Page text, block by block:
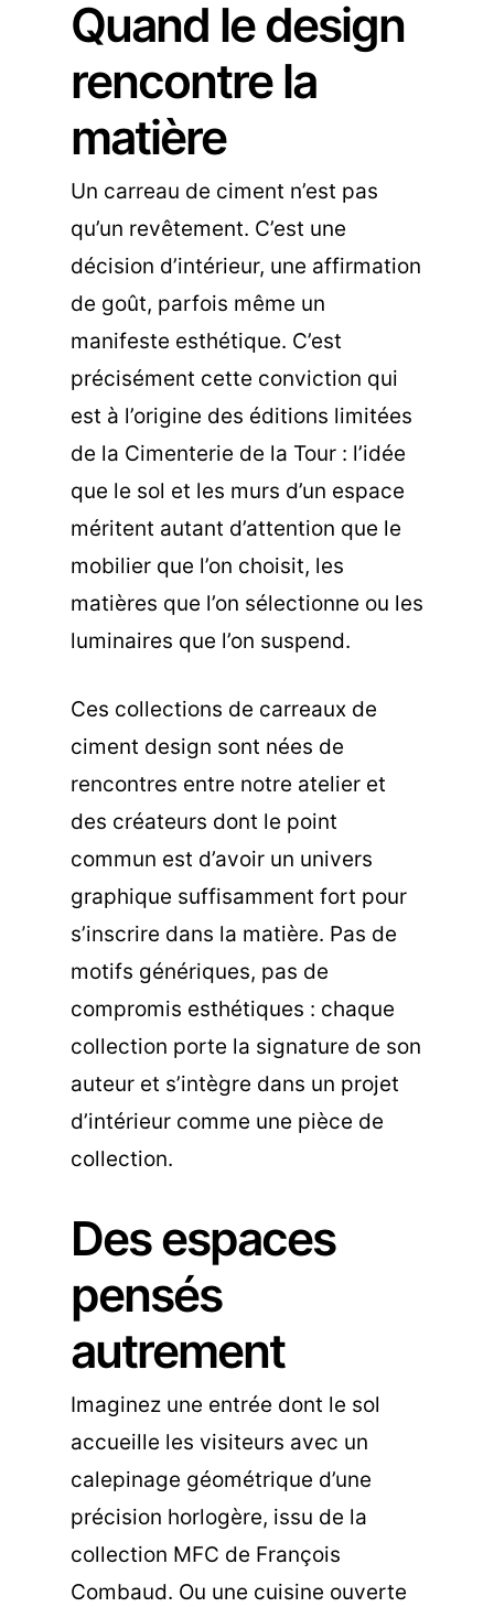
Quand le design
rencontre la
matière
Un carreau de ciment n’est pas
qu’un revêtement. C’est une
décision d’intérieur, une affirmation
de goût, parfois même un
manifeste esthétique. C’est
précisément cette conviction qui
est à l’origine des éditions limitées
de la Cimenterie de la Tour : l’idée
que le sol et les murs d’un espace
méritent autant d’attention que le
mobilier que l’on choisit, les
matières que l’on sélectionne ou les
luminaires que l’on suspend.
Ces collections de carreaux de
ciment design sont nées de
rencontres entre notre atelier et
des créateurs dont le point
commun est d’avoir un univers
graphique suffisamment fort pour
s’inscrire dans la matière. Pas de
motifs génériques, pas de
compromis esthétiques : chaque
collection porte la signature de son
auteur et s’intègre dans un projet
d’intérieur comme une pièce de
collection.
Des espaces
pensés
autrement
Imaginez une entrée dont le sol
accueille les visiteurs avec un
calepinage géométrique d’une
précision horlogère, issu de la
collection MFC de François
Combaud. Ou une cuisine ouverte